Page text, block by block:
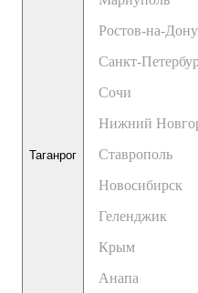
Таганрог
Ростов-на-Дону
Санкт-
Сочи
Нижний
Ставрополь
Новосибирск
Геленджик
Крым
Анапа